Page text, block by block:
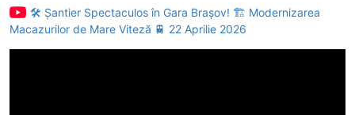
🛠️ Șantier Spectaculos în Gara Brașov! 🏗️ Modernizarea
Macazurilor de Mare Viteză 🚆 22 Aprilie 2026